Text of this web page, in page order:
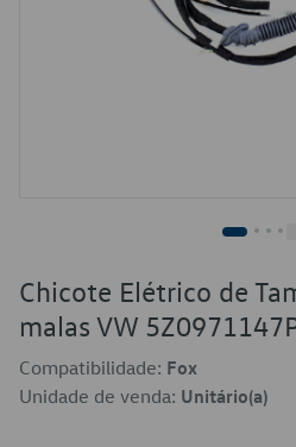
Chicote Elétrico de
malas VW
Compatibilidade: Fox
Unidade de venda: Unitário(a)